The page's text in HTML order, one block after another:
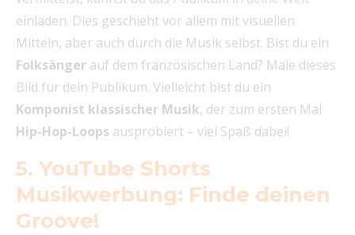
einladen. Dies geschieht vor allem mit visuellen
Mitteln, aber auch durch die Musik selbst. Bist du ein
Folksänger auf dem französischen Land? Male dieses
Bild für dein Publikum. Vielleicht bist du ein
Komponist klassischer Musik, der zum ersten Mal
Hip-Hop-Loops ausprobiert – viel Spaß dabei!
5. YouTube Shorts
Musikwerbung: Finde deinen
Groove!